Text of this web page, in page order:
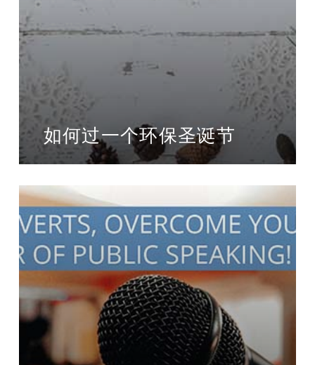
如何过一个环保圣诞节